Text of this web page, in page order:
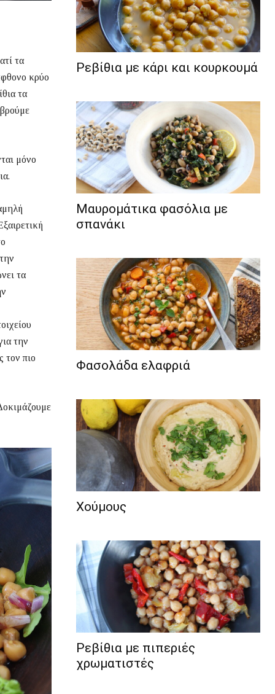
τα
κρύο
τα
μόνο
τα
την
τον πιο
Ρεβίθια με κάρι και κουρκουμά
Μαυρομάτικα φασόλια με
σπανάκι
Φασολάδα ελαφριά
Χούμους
Ρεβίθια με πιπεριές
χρωματιστές